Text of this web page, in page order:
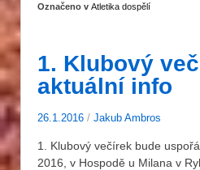
Označeno v Atletika dospělí
1. Klubový
aktuální info
26.1.2016 / Jakub Ambros
1. Klubový večírek bude
2016, v Hospodě u Milana v